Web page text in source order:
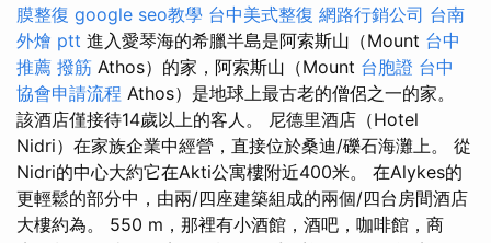
膜整復 google seo教學 台中美式整復 網路行銷公司 台南
外燴 ptt 進入愛琴海的希臘半島是阿索斯山（Mount 台中
推薦 撥筋 Athos）的家，阿索斯山（Mount 台胞證 台中
協會申請流程 Athos）是地球上最古老的僧侶之一的家。
該酒店僅接待14歲以上的客人。 尼德里酒店（Hotel
Nidri）在家族企業中經營，直接位於桑迪/礫石海灘上。 從
Nidri的中心大約它在Akti公寓樓附近400米。 在Alykes的
更輕鬆的部分中，由兩/四座建築組成的兩個/四台房間酒店
大樓約為。 550 m，那裡有小酒館，酒吧，咖啡館，商